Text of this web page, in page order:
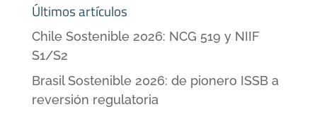
Últimos artículos
Chile Sostenible 2026: NCG 519 y NIIF
S1/S2
Brasil Sostenible 2026: de pionero ISSB a
reversión regulatoria